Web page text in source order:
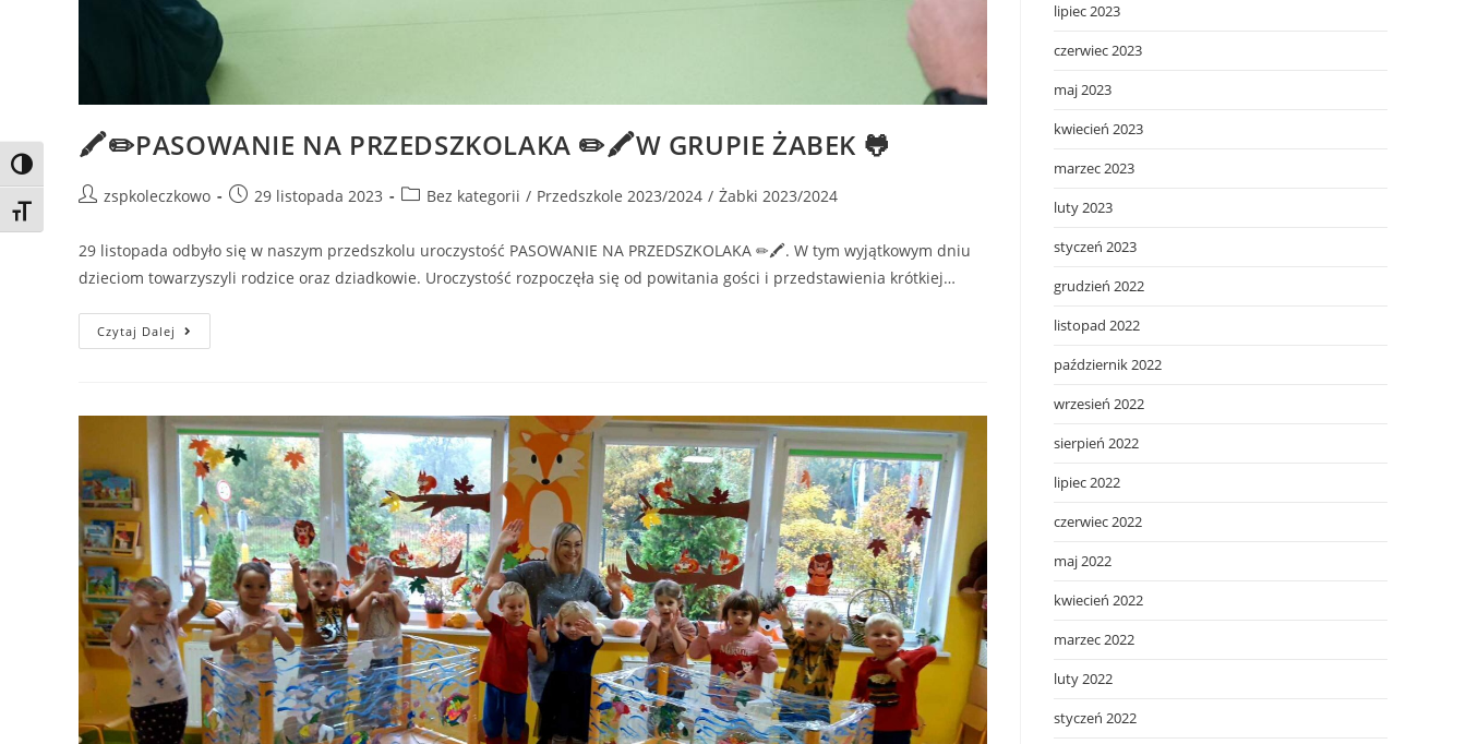
Toggle High Contrast
Toggle Font size
🖍✏PASOWANIE NA PRZEDSZKOLAKA ✏🖍W GRUPIE ŻABEK 🐸
zspkoleczkowo 29 listopada 2023 Bez kategorii / Przedszkole 2023/2024 / Żabki 2023/2024
29 listopada odbyło się w naszym przedszkolu uroczystość PASOWANIE NA PRZEDSZKOLAKA ✏🖍. W tym wyjątkowym dniu
dzieciom towarzyszyli rodzice oraz dziadkowie. Uroczystość rozpoczęła się od powitania gości i przedstawienia krótkiej…
Czytaj Dalej
lipiec 2023
czerwiec 2023
maj 2023
kwiecień 2023
marzec 2023
luty 2023
styczeń 2023
grudzień 2022
listopad 2022
październik 2022
wrzesień 2022
sierpień 2022
lipiec 2022
czerwiec 2022
maj 2022
kwiecień 2022
marzec 2022
luty 2022
styczeń 2022